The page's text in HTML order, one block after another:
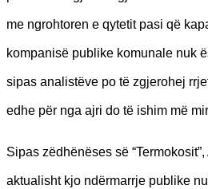
me ngrohtoren e qytetit pasi që
kompanisë publike komunale nuk
sipas analistëve po të zgjerohej
edhe për nga ajri do të ishim më
Sipas zëdhënëses së
aktualisht kjo ndërmarrje publike